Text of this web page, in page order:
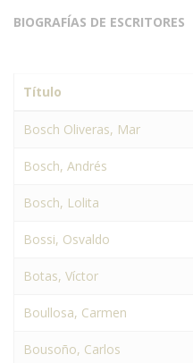
BIOGRAFÍAS DE ESCRITORES
Título
Bosch Oliveras, Mar
Bosch, Andrés
Bosch, Lolita
Bossi, Osvaldo
Botas, Víctor
Boullosa, Carmen
Bousoño, Carlos